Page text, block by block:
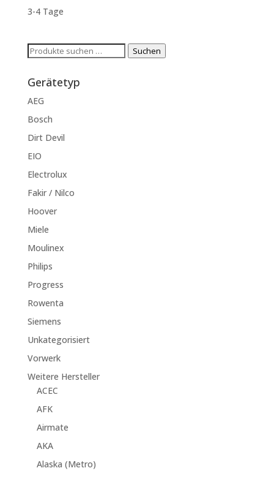
3-4 Tage
Suchen
Suchen
Gerätetyp
AEG
Bosch
Dirt Devil
EIO
Electrolux
Fakir / Nilco
Hoover
Miele
Moulinex
Philips
Progress
Rowenta
Siemens
Unkategorisiert
Vorwerk
Weitere Hersteller
ACEC
AFK
Airmate
AKA
Alaska (Metro)